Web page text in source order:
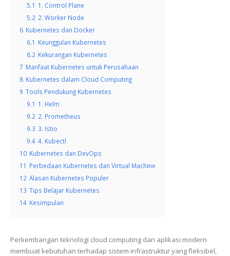
5.1 1. Control Plane
5.2 2. Worker Node
6 Kubernetes dan Docker
6.1 Keunggulan Kubernetes
6.2 Kekurangan Kubernetes
7 Manfaat Kubernetes untuk Perusahaan
8 Kubernetes dalam Cloud Computing
9 Tools Pendukung Kubernetes
9.1 1. Helm
9.2 2. Prometheus
9.3 3. Istio
9.4 4. Kubectl
10 Kubernetes dan DevOps
11 Perbedaan Kubernetes dan Virtual Machine
12 Alasan Kubernetes Populer
13 Tips Belajar Kubernetes
14 Kesimpulan
Perkembangan teknologi cloud computing dan aplikasi modern
membuat kebutuhan terhadap sistem infrastruktur yang fleksibel,